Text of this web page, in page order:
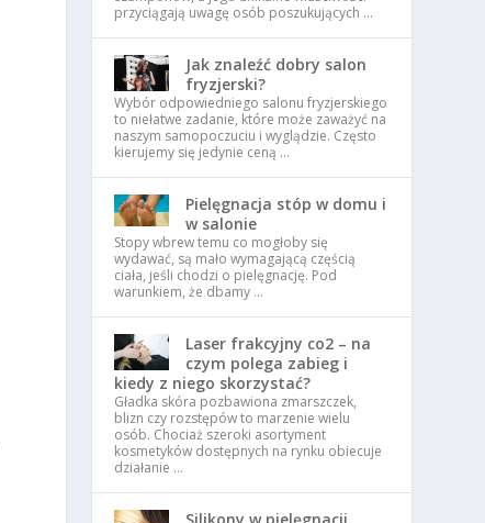
przyciągają uwagę osób poszukujących …
Jak znaleźć dobry salon
fryzjerski?
Wybór odpowiedniego salonu fryzjerskiego
to niełatwe zadanie, które może zaważyć na
naszym samopoczuciu i wyglądzie. Często
kierujemy się jedynie ceną …
Pielęgnacja stóp w domu i
w salonie
Stopy wbrew temu co mogłoby się
wydawać, są mało wymagającą częścią
ciała, jeśli chodzi o pielęgnację. Pod
warunkiem, że dbamy …
Laser frakcyjny co2 – na
czym polega zabieg i
kiedy z niego skorzystać?
Gładka skóra pozbawiona zmarszczek,
blizn czy rozstępów to marzenie wielu
osób. Chociaż szeroki asortyment
kosmetyków dostępnych na rynku obiecuje
działanie …
Silikony w pielęgnacji